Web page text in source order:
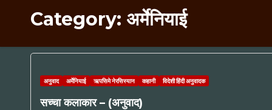
Category: अर्मेनियाई
अनुवाद अर्मेनियाई ऋपसिमे नेरसिस्यान कहानी विदेशी हिंदी अनुवादक
सच्चा कलाकार – (अनुवाद)